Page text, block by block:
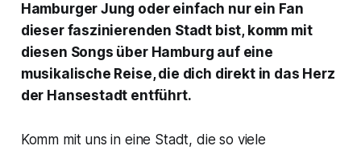
Hamburger Jung oder einfach nur ein Fan
dieser faszinierenden Stadt bist, komm mit
diesen Songs über Hamburg auf eine
musikalische Reise, die dich direkt in das Herz
der Hansestadt entführt.
Komm mit uns in eine Stadt, die so viele